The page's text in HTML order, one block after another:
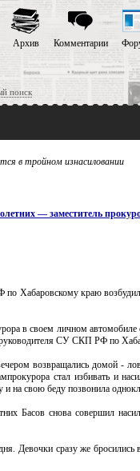
поиск
Архив Комментарии
в тройном изнасиловании
— заместитель
Хабаровскому краю
в своем личном
СУ СКП РФ по
возвращались домой -
стал избивать и
на свою беду позвонила
Басов снова совершил
Девочки сразу же